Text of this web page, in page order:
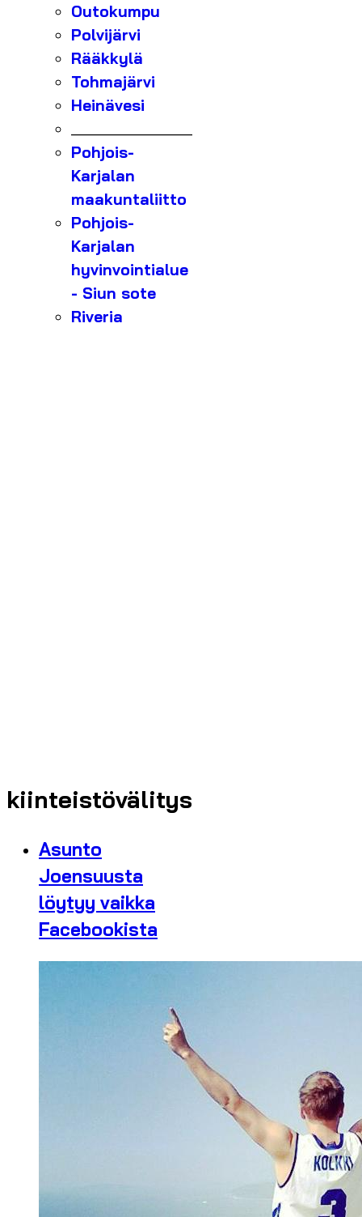
Outokumpu
Polvijärvi
Rääkkylä
Tohmajärvi
Heinävesi
Pohjois-
Karjalan
maakuntaliitto
Pohjois-
Karjalan
hyvinvointialue
- Siun sote
Riveria
kiinteistövälitys
Asunto
Joensuusta
löytyy vaikka
Facebookista